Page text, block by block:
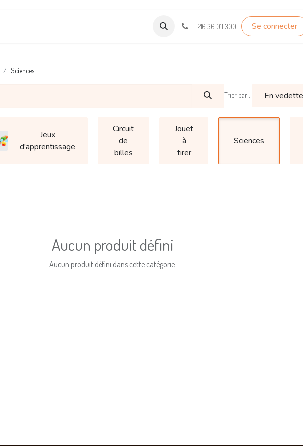
Wamia Marketpalce TEST_WHATSAPP
+216 36 011 300 Se connecter
Sciences
Trier par : En vedette
Jeux
d'apprentissage
Circuit
de
billes
Jouet
à
tirer
Sciences
Aucun produit défini
Aucun produit défini dans cette catégorie.